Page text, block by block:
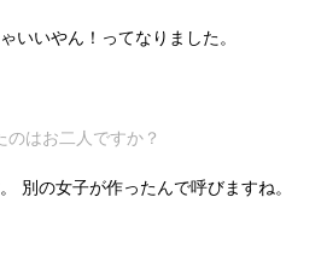
いいやん！ってなりました。
はお二人ですか？
別の女子が作ったんで呼びますね。